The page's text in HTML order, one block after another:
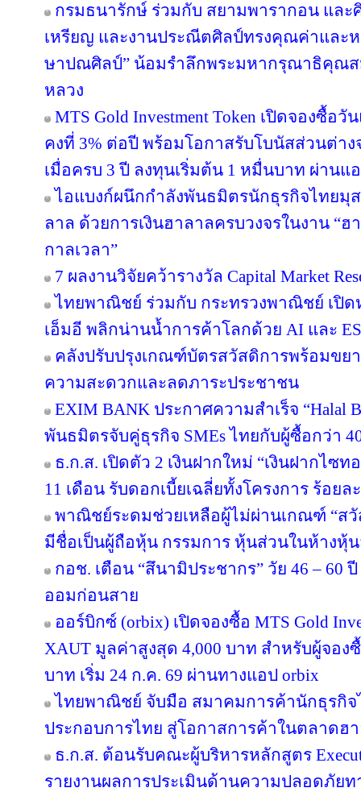
กรมธนารักษ์ ร่วมกับ สยามพารากอน แล
เหรียญ และงานประณีตศิลป์ทรงคุณค่าและ
ษาปณศิลป์” น้อมรำลึกพระมหากรุณาธิคุณ
หลวง
MTS Gold Investment Token เปิดจองซื้อ
คงที่ 3% ต่อปี พร้อมโอกาสรับโบนัสส่วนต่า
เมื่อครบ 3 ปี ลงทุนเริ่มต้น 1 หมื่นบาท ผ่านแ
ไอแบงก์ผนึกกำลังพันธมิตรนักธุรกิจไทยมุ
ลาล ด้วยการเงินฮาลาลครบวงจรในงาน “
กาลเวลา”
7 ผลงานวิจัยคว้ารางวัล Capital Market
ไทยพาณิชย์ ร่วมกับ กระทรวงพาณิชย์ เปิด
เอ็มอี พลิกน่านน้ำการค้าโลกด้วย AI และ
คลังปรับปรุงเกณฑ์บัตรสวัสดิการพร้อมขย
ความสะดวกและลดภาระประชาชน
EXIM BANK ประกาศความสำเร็จ “Halal
พันธมิตรจับคู่ธุรกิจ SMEs ไทยกับผู้ซื้อกว่า
ธ.ก.ส. เปิดตัว 2 เงินฝากใหม่ “เงินฝากไซท
11 เดือน รับดอกเบี้ยเฉลี่ยทั้งโครงการ ร้อยล
พาณิชย์ระดมช่วยเหลือผู้ไม่ผ่านเกณฑ์ “ส
มีชื่อเป็นผู้ถือหุ้น กรรมการ หุ้นส่วนในห้างหุ้
กอช. เตือน “สึนามิประชากร” วัย 46 – 60
ออมก่อนสาย
ออร์บิกซ์ (orbix) เปิดจองซื้อ MTS Gold
XAUT มูลค่าสูงสุด 4,000 บาท สำหรับผู้จอง
บาท เริ่ม 24 ก.ค. 69 ผ่านทางแอป orbix
ไทยพาณิชย์ จับมือ สมาคมการค้านักธุรกิ
ประกอบการไทย สู่โอกาสการค้าในตลาดฮ
ธ.ก.ส. ต้อนรับคณะผู้บริหารหลักสูตร
รายงานผลการประเมินด้านความปลอดภัยท